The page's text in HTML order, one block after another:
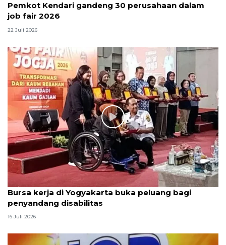
Pemkot Kendari gandeng 30 perusahaan dalam
job fair 2026
22 Juli 2026
Bursa kerja di Yogyakarta buka peluang bagi
penyandang disabilitas
16 Juli 2026